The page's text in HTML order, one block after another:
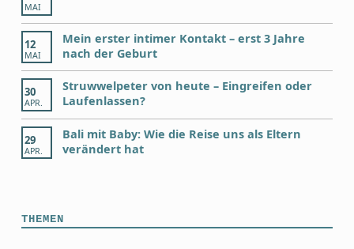
MAI
12
MAI
Mein erster intimer Kontakt – erst 3 Jahre
nach der Geburt
30
APR.
Struwwelpeter von heute – Eingreifen oder
Laufenlassen?
29
APR.
Bali mit Baby: Wie die Reise uns als Eltern
verändert hat
THEMEN